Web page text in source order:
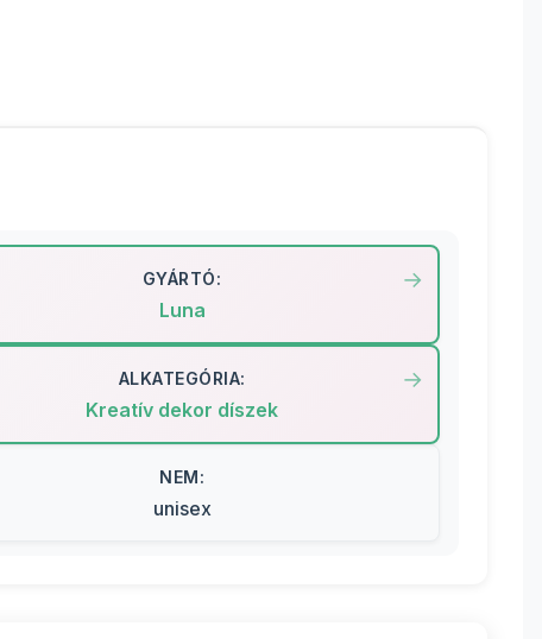
GYÁRTÓ:
Luna
ALKATEGÓRIA:
Kreatív dekor díszek
NEM:
unisex